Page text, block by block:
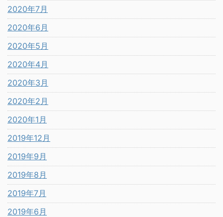
2020年7月
2020年6月
2020年5月
2020年4月
2020年3月
2020年2月
2020年1月
2019年12月
2019年9月
2019年8月
2019年7月
2019年6月